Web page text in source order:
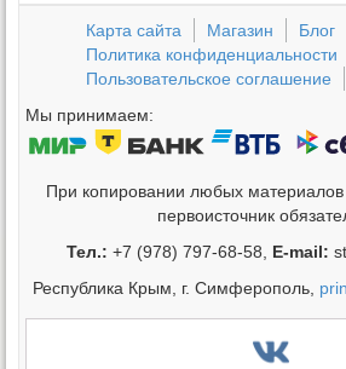
Карта сайта Магазин
Блог
Политика конфиденциальности
Пользовательское соглашение
Мы принимаем:
При копировании любых материалов
первоисточник
Тел.: +7 (978) 797-68-58, E-mail:
Республика Крым, г. Симферополь,